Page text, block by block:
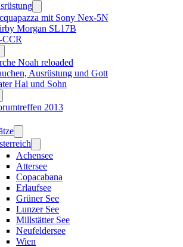
mit Sony Nex-5N
Morgan SL17B
CCR
Noah reloaded
Ausrüstung und Gott
Hai und Sohn
2013
Achensee
Attersee
Copacabana
Erlaufsee
Grüner See
Lunzer See
Millstätter See
Neufeldersee
Wien